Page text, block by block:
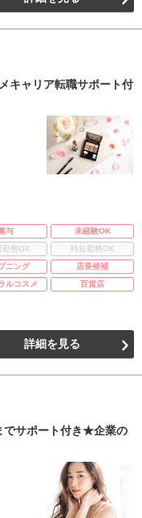
キャリア転職サポート付
与
未経験OK
勤務OK
時短勤務OK
ニング
店長候補
ルコスメ 百貨店
詳細を見る
でサポート付き★企業の